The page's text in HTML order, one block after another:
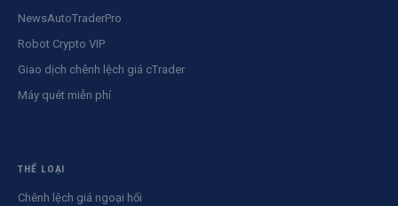
NewsAutoTraderPro
Robot Crypto VIP
Giao dịch chênh lệch giá cTrader
Máy quét miễn phí
THỂ LOẠI
Chênh lệch giá ngoại hối